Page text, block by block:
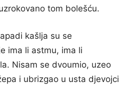
tom bolešću.
kašlja su se
ima li astmu, ima li
Nisam se dvoumio, uzeo
i ubrizgao u usta djevojci